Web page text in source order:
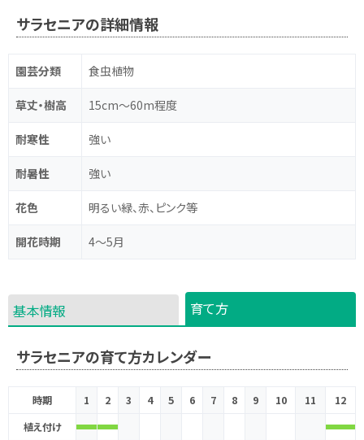
サラセニアの詳細情報
園芸分類 食虫植物
草丈・樹高 15cm～60m程度
耐寒性 強い
耐暑性 強い
花色 明るい緑、赤、ピンク等
開花時期 4～5月
基本情報 育て方
サラセニアの育て方カレンダー
時期 1 2 3 4 5 6 7 8 9 10 11
12
植え付け